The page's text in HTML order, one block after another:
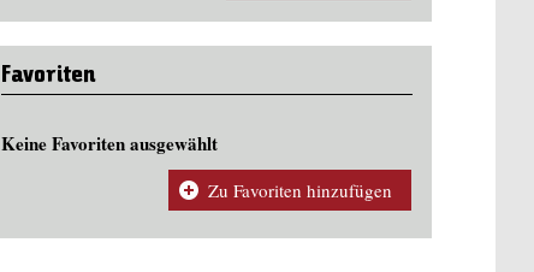
Favoriten
Keine Favoriten ausgewählt
Zu Favoriten hinzufügen